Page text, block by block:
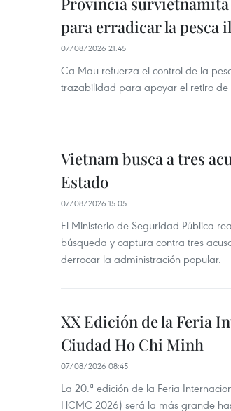
para erradicar la pesca
07/08/2026 21:45
Ca Mau refuerza el control de la
trazabilidad para apoyar el retiro
Vietnam busca a tres
Estado
07/08/2026 15:05
El Ministerio de Seguridad Pública
búsqueda y captura contra tres
derrocar la administración popular.
XX Edición de la Feria
Ciudad Ho Chi Minh
07/08/2026 08:45
La 20.ª edición de la Feria
HCMC 2026) será la más grande